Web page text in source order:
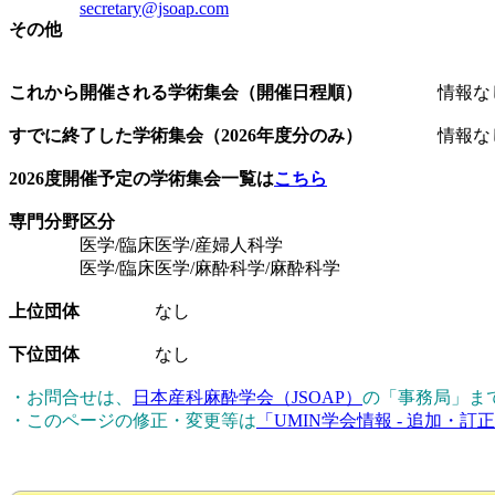
secretary@jsoap.com
その他
これから開催される学術集会（開催日程順） 情報な
すでに終了した学術集会（2026年度分のみ） 情報な
2026度開催予定の学術集会一覧はこちら
専門分野区分
医学/臨床医学/産婦人科学
医学/臨床医学/麻酔科学/麻酔科学
上位団体なし
下位団体なし
・お問合せは、 日本産科麻酔学会（JSOAP） の「事務局」ま
・このページの修正・変更等は 「UMIN学会情報 - 追加・訂